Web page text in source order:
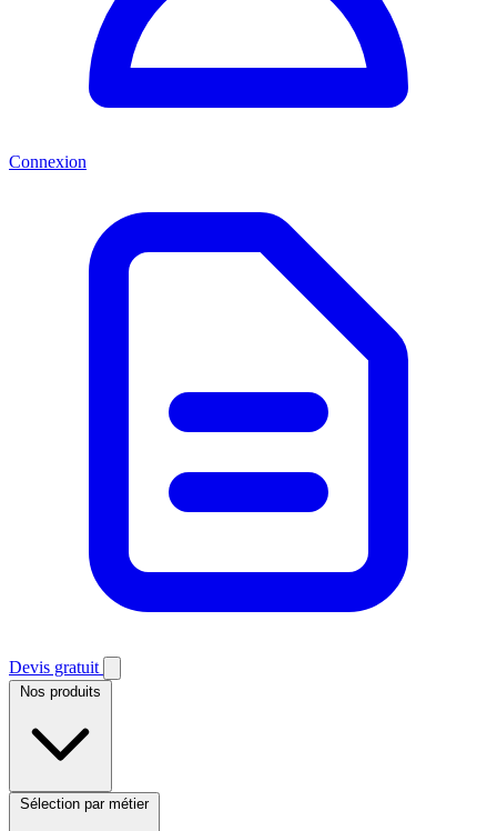
Connexion
Devis gratuit
Nos produits
Sélection par métier